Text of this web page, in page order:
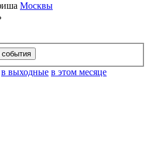
Москвы
в выходные в этом месяце